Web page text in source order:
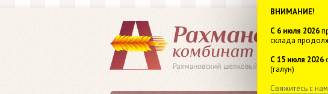
ВНИМАНИЕ!
С 6 июля 2026
склада
С 15 июля 2026
(галун)
Свяжитесь с